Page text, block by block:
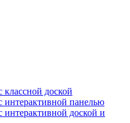
классной доской
интерактивной панелью
интерактивной доской и